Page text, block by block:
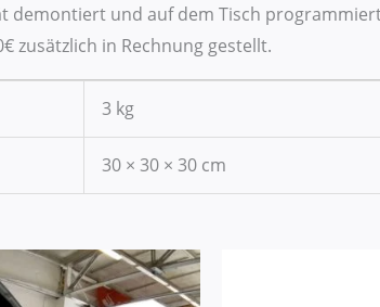
demontiert und auf dem Tisch
zusätzlich in Rechnung gestellt.
3 kg
30 × 30 × 30 cm